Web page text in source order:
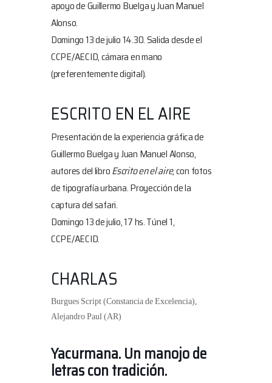
apoyo de Guillermo Buelga y Juan Manuel
Alonso.
Domingo 13 de julio 14.30. Salida desde el
CCPE/AECID, cámara en mano
(preferentemente digital).
ESCRITO EN EL AIRE
Presentación de la experiencia gráfica de
Guillermo Buelga y Juan Manuel Alonso,
autores del libroEscrito en el aire, con fotos
de tipografía urbana. Proyección de la
captura del safari.
Domingo 13 de julio, 17 hs. Túnel 1,
CCPE/AECID.
CHARLAS
Burgues Script (Constancia de Excelencia),
Alejandro Paul (AR)
Yacurmana. Un manojo de
letras con tradición.